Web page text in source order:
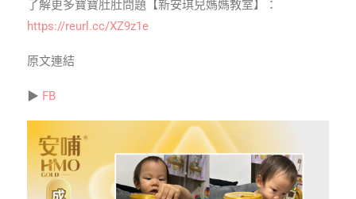
了解更多寶寶肚肚問題【新安琪兒媽媽教室】：
https://reurl.cc/XZ9z1e
原文連結
▶ FB